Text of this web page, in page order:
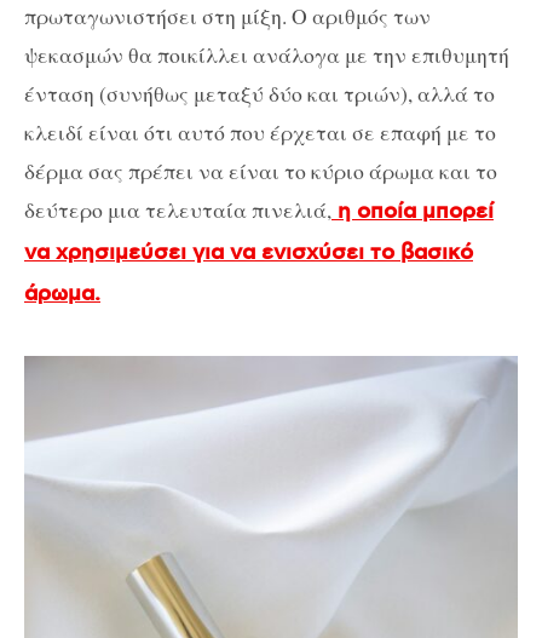
πρωταγωνιστήσει στη μίξη. Ο αριθμός των
ψεκασμών θα ποικίλλει ανάλογα με την επιθυμητή
ένταση (συνήθως μεταξύ δύο και τριών), αλλά το
κλειδί είναι ότι αυτό που έρχεται σε επαφή με το
δέρμα σας πρέπει να είναι το κύριο άρωμα και το
δεύτερο μια τελευταία πινελιά, η οποία μπορεί
να χρησιμεύσει για να ενισχύσει το βασικό
άρωμα.